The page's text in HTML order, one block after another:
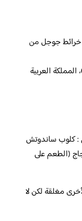
جوجلمن
: طريق الملك عبدالعزيز، الزرقاء، الباحة 65525، المملكة العربية
: كلوب ساندوتش
(الطعم على
مغلقة لكن لا